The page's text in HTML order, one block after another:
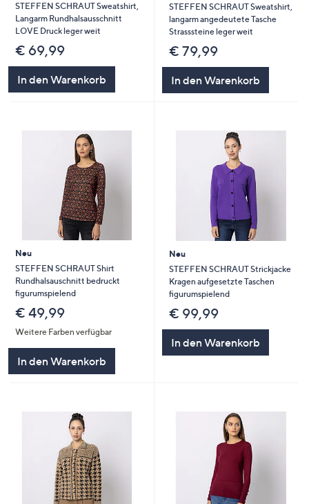
STEFFEN SCHRAUT Sweatshirt,
Langarm Rundhalsausschnitt
LOVE Druck leger weit
€ 69,99
In den Warenkorb
STEFFEN SCHRAUT Sweatshirt,
langarm angedeutete Tasche
Strasssteine leger weit
€ 79,99
In den Warenkorb
Neu
STEFFEN SCHRAUT Shirt
Rundhalsauschnitt bedruckt
figurumspielend
€ 49,99
Weitere Farben verfügbar
In den Warenkorb
Neu
STEFFEN SCHRAUT Strickjacke
Kragen aufgesetzte Taschen
figurumspielend
€ 99,99
In den Warenkorb